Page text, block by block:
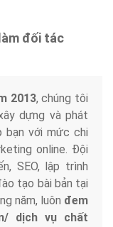
đối tác
2013, chúng tôi
dựng và phát
bạn với mức chi
online. Đội
SEO, lập trình
tạo bài bản tại
năm, luôn đem
dịch vụ chất